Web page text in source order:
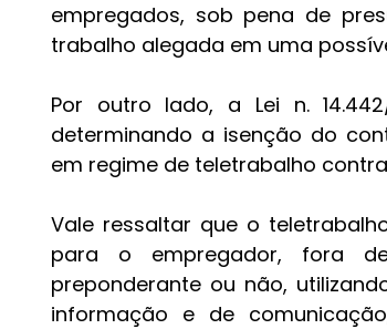
empregados, sob pena de
trabalho alegada em uma
Por outro lado, a Lei n.
determinando a isenção do
em regime de teletrabalho
Vale ressaltar que o
para o empregador, fora
preponderante ou não,
informação e de